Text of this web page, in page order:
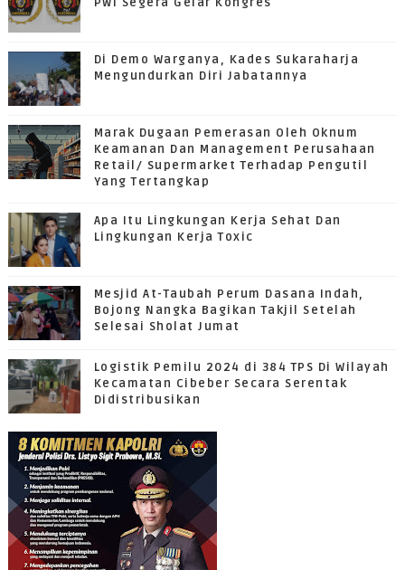
PWI Segera Gelar Kongres
Di Demo Warganya, Kades Sukaraharja
Mengundurkan Diri Jabatannya
Marak Dugaan Pemerasan Oleh Oknum
Keamanan Dan Management Perusahaan
Retail/ Supermarket Terhadap Pengutil
Yang Tertangkap
Apa Itu Lingkungan Kerja Sehat Dan
Lingkungan Kerja Toxic
Mesjid At-Taubah Perum Dasana Indah,
Bojong Nangka Bagikan Takjil Setelah
Selesai Sholat Jumat
Logistik Pemilu 2024 di 384 TPS Di Wilayah
Kecamatan Cibeber Secara Serentak
Didistribusikan